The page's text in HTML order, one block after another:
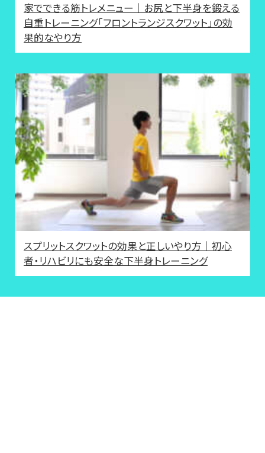
家でできる筋トレメニュー｜お尻と下半身を鍛える
自重トレーニング「フロントランジスクワット」の効
果的なやり方
スプリットスクワットの効果と正しいやり方｜初心
者・リハビリにも安全な下半身トレーニング